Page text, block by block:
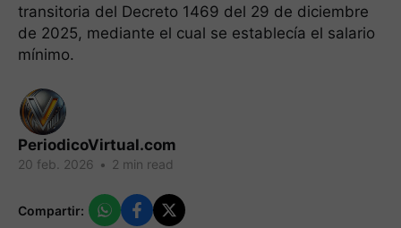
transitoria del Decreto 1469 del 29 de diciembre
de 2025, mediante el cual se establecía el salario
mínimo.
PeriodicoVirtual.com
20 feb. 2026 • 2 min read
Compartir: